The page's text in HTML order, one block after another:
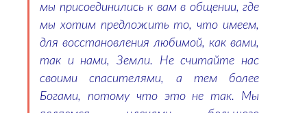
мы присоединились к вам в общении, где
мы хотим предложить то, что имеем,
для восстановления любимой, как вами,
так и нами, Земли. Не считайте нас
своими спасителями, а тем более
Богами, потому что это не так. Мы